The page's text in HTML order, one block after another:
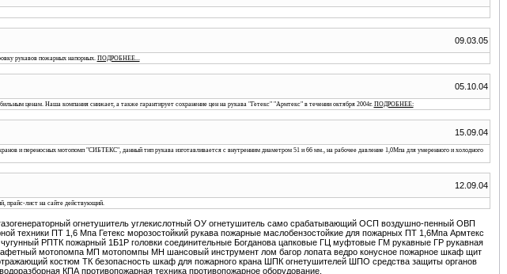
09.03.05
рукавов пожарных напорных. ПОДРОБНЕЕ...
05.10.04
ценам. Наша компания снижает, а также гарантирует сохранение цен на рукава "Гетекс" "Армтекс" в течении октября 2004г. ПОДРОБНЕЕ:
15.09.04
и переносных мотопомп "СИБТЕКС", данный тип рукава изготавливается с внутренним диаметром 51 и 66 мм., на рабочее давление 1,0Мпа для умеренного и холодного
12.09.04
прайс-лист на сайте действующий.
огнетушитель углекислотный ОУ огнетушитель само срабатывающий ОСП воздушно-пенный ОВП
техники ПТ 1,6 Мпа Гетекс морозостойкий рукава пожарные маслобензостойкие для пожарных ПТ 1,6Мпа Армтекс
РПТК пожарный 1Б1Р головки соединительные Богданова цапковые ГЦ муфтовые ГМ рукавные ГР рукавная
мотопомпа МП мотопомпы МН шансовый инструмент лом багор лопата ведро конусное пожарное шкаф щит
костюм ТК безопасность шкаф для пожарного крана ШПК огнетушителей ШПО средства защиты органов
КПА противопожарная техника противопожарное оборудование.